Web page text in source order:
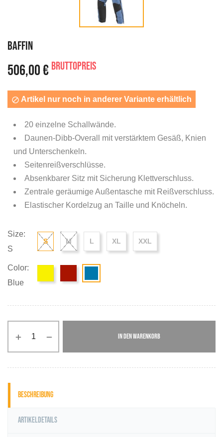
BAFFIN
506,00 € Bruttopreis
 Artikel nur noch in anderer Variante erhältlich
20 einzelne Schallwände.
Daunen-Dibb-Overall mit verstärktem Gesäß, Knien
und Unterschenkeln.
Seitenreißverschlüsse.
Absenkbarer Sitz mit Sicherung Klettverschluss.
Zentrale geräumige Außentasche mit Reißverschluss.
Elastischer Kordelzug an Taille und Knöcheln.
Size:
S
S M L XL XXL
Color:
Blue
IN DEN WARENKORB
Beschreibung
Artikeldetails